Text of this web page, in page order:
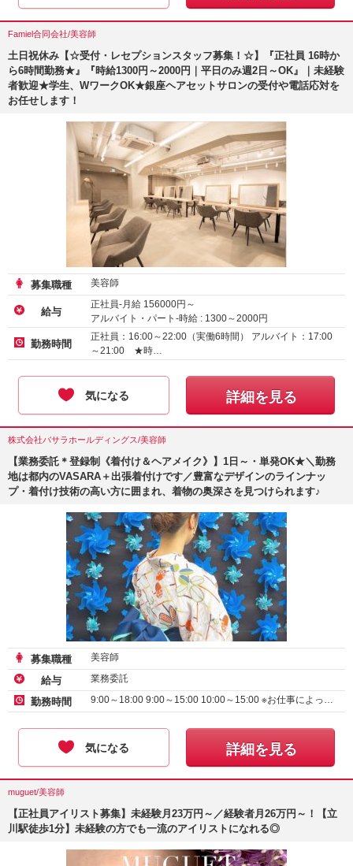
Famiel合同会社/美容師
土日祝休み【☆受付・レセプションスタッフ募集！☆】『正社員 16時か
ら6時間勤務★』『時給1300円～2000円｜平日のみ週2日～OK』｜未経験
者歓迎★学生、WワークOK★銀座ヘアセットサロンの受付や電話応対を
お任せします！
募集職種 美容師
給与
正社員-月給 156000円～
アルバイト・パート-時給 : 1300～2000円
勤務時間
正社員：16:00～22:00（実働6時間） アルバイト：17:00
～21:00 ★時…
気になる 詳細を見る
株式会社バサラホールディングス/美容師
【業務委託＊登録制《着付け＆ヘアメイク》】1日～・単発OK★＼勤務
地は都内のVASARA＋出張着付けです／豊富なデザインのラインナッ
プ・着付け技術の高い方に囲まれ、着物の奥深さを見つけられます♪
募集職種 美容師
給与 業務委託
勤務時間 9:00～18:00 9:00～15:00 10:00～15:00 ※お仕事によっ…
気になる 詳細を見る
muguet/美容師
【正社員アイリスト募集】未経験月23万円～／経験者月26万円～！【立
川駅徒歩1分】未経験の方でも一流のアイリストになれる◎